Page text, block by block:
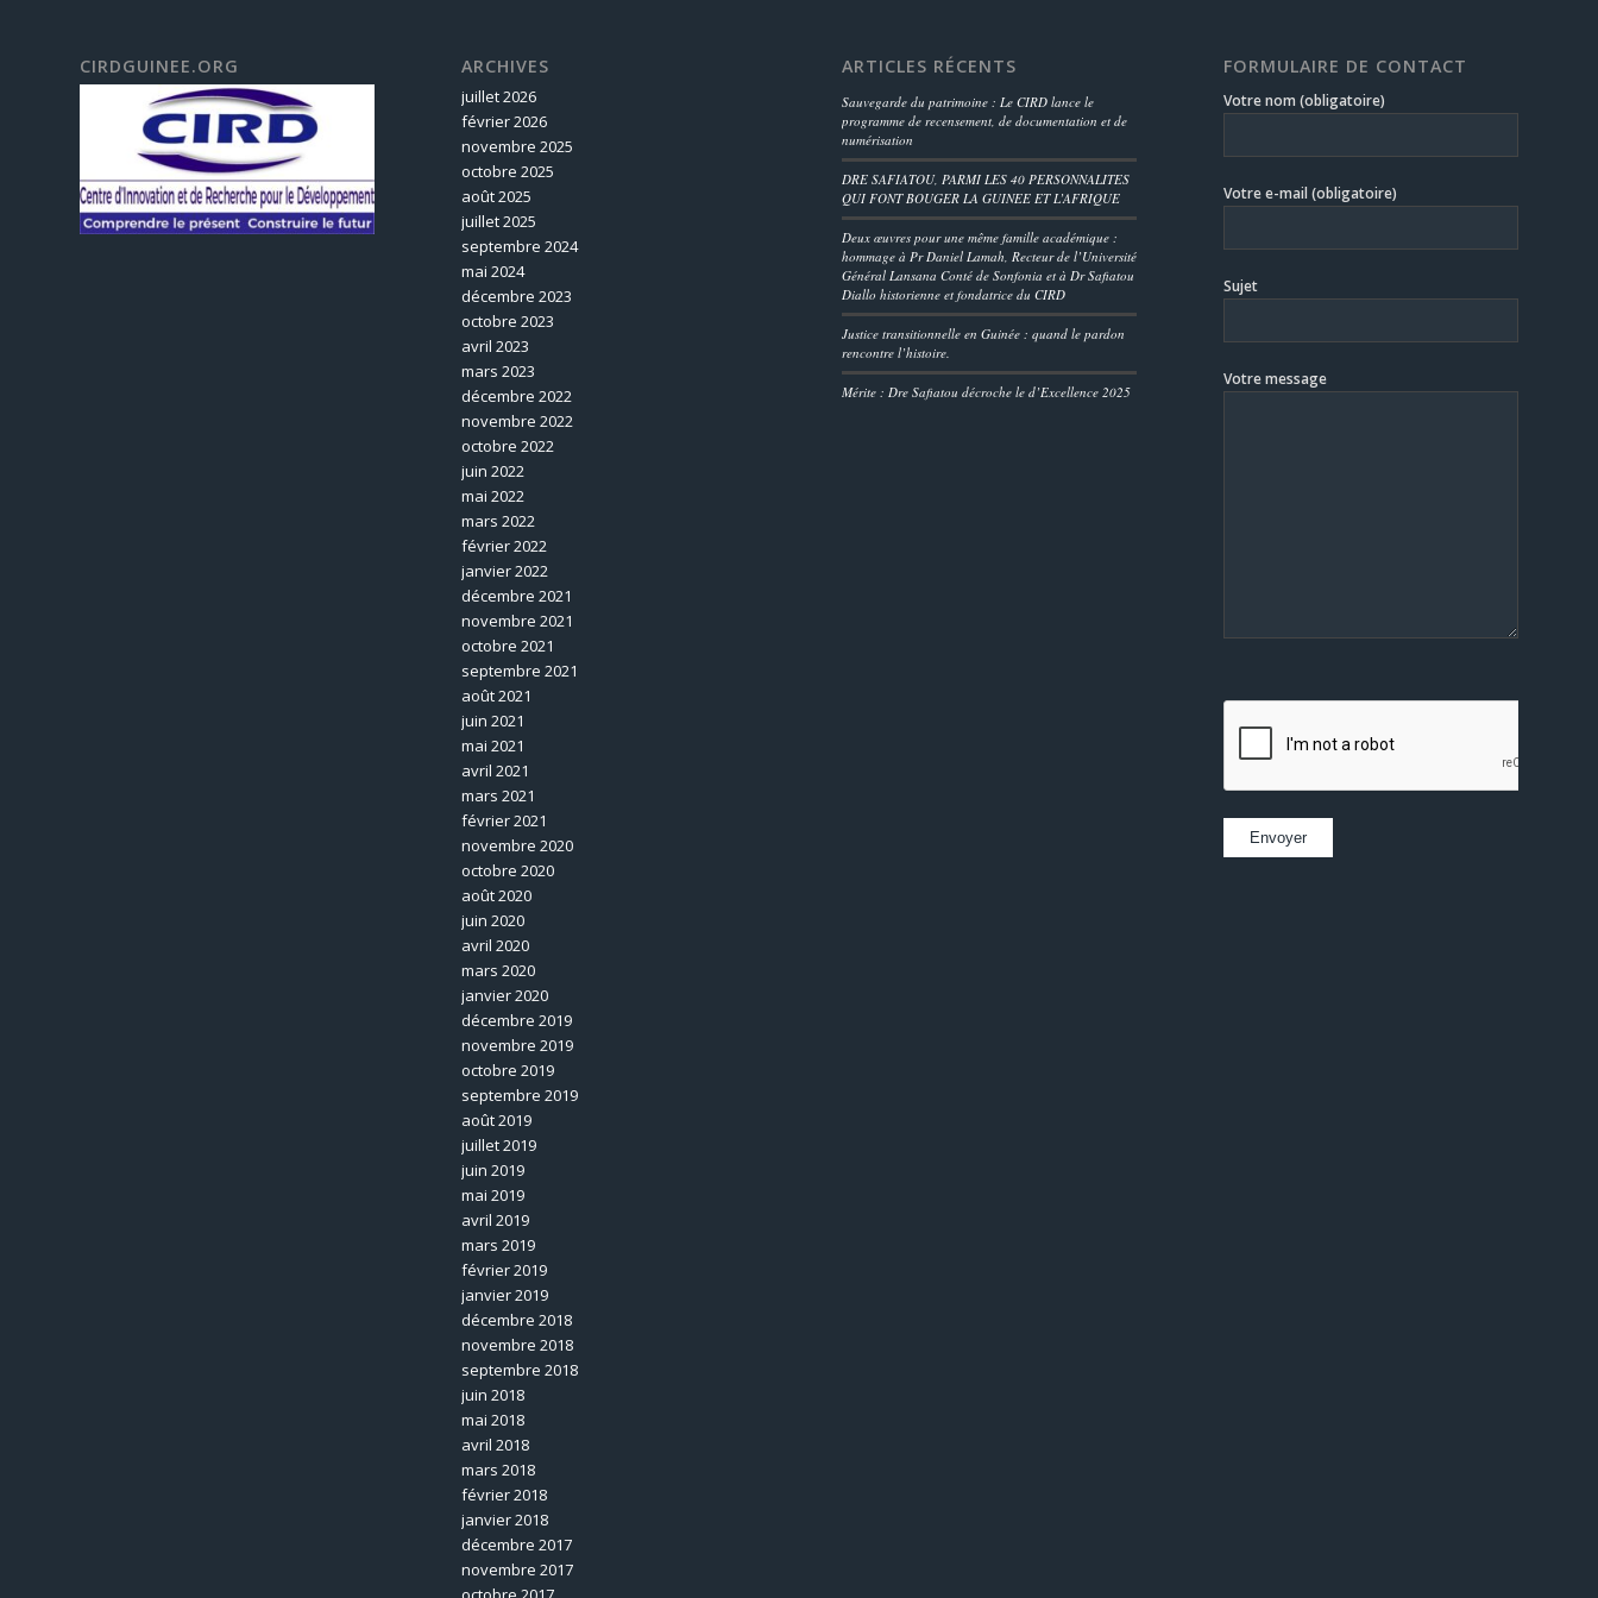
CIRDGUINEE.ORG ARCHIVES
juillet 2026
février 2026
novembre 2025
octobre 2025
août 2025
juillet 2025
septembre 2024
mai 2024
décembre 2023
octobre 2023
avril 2023
mars 2023
décembre 2022
novembre 2022
octobre 2022
juin 2022
mai 2022
mars 2022
février 2022
janvier 2022
décembre 2021
novembre 2021
octobre 2021
septembre 2021
août 2021
juin 2021
mai 2021
avril 2021
mars 2021
février 2021
novembre 2020
octobre 2020
août 2020
juin 2020
avril 2020
mars 2020
janvier 2020
décembre 2019
novembre 2019
octobre 2019
septembre 2019
août 2019
juillet 2019
juin 2019
mai 2019
avril 2019
mars 2019
février 2019
janvier 2019
décembre 2018
novembre 2018
septembre 2018
juin 2018
mai 2018
avril 2018
mars 2018
février 2018
janvier 2018
décembre 2017
novembre 2017
ARTICLES RÉCENTS
Sauvegarde du patrimoine : Le CIRD lance le
programme de recensement, de documentation et de
numérisation
DRE SAFIATOU, PARMI LES 40 PERSONNALITES
QUI FONT BOUGER LA GUINEE ET L’AFRIQUE
Deux œuvres pour une même famille académique :
hommage à Pr Daniel Lamah, Recteur de l’Université
Général Lansana Conté de Sonfonia et à Dr Safiatou
Diallo historienne et fondatrice du CIRD
Justice transitionnelle en Guinée : quand le pardon
rencontre l’histoire.
Mérite : Dre Safiatou décroche le d’Excellence 2025
FORMULAIRE DE CONTACT
Votre nom (obligatoire)
Votre e-mail (obligatoire)
Sujet
Votre message